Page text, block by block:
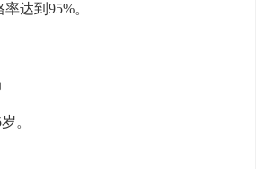
达到95%。
。